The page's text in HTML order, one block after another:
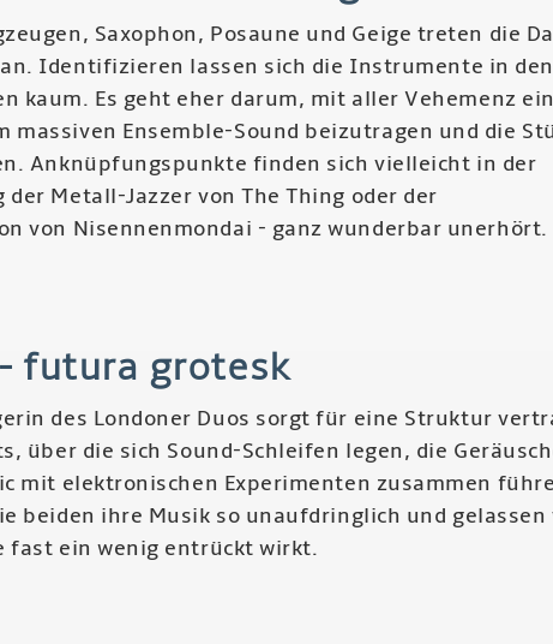
Saxophon, Posaune und Geige treten die
Identifizieren lassen sich die Instrumente in den
kaum. Es geht eher darum, mit aller Vehemenz
massiven Ensemble-Sound beizutragen und die
Anknüpfungspunkte finden sich vielleicht in der
Metall-Jazzer von The Thing oder der
von Nisennenmondai - ganz wunderbar unerhört.
futura grotesk
des Londoner Duos sorgt für eine Struktur
über die sich Sound-Schleifen legen, die
mit elektronischen Experimenten zusammen
beiden ihre Musik so unaufdringlich und gelassen
fast ein wenig entrückt wirkt.